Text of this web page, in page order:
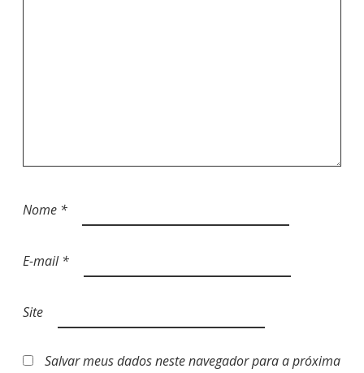
Nome *
E-mail*
Site
Salvar meus dados neste navegador para a próxima